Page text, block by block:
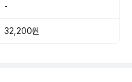
-
32,200원